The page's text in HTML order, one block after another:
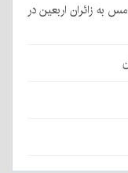
به زائران اربعین در